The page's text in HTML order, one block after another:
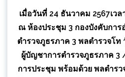
เมื่อวันที่ 24 ธันวาคม 2567เวล
ณ ห้องประชุม 3 กองบังคับการ
ตำรวจภูธรภาค 3 พลตำรวจโท
ผู้บัญชาการตำรวจภูธรภาค 3
การประชุม พร้อมด้วย พลตำร